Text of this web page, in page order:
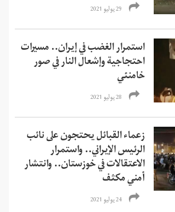
29 يوليو 2021
استمرار الغضب في إيران.. مسيرات
احتجاجية وإشعال النار في صور
خامنئي
28 يوليو 2021
زعماء القبائل يحتجون على نائب
الرئيس الإيراني.. واستمرار
الاعتقالات في خوزستان.. وانتشار
أمني مكثف
24 يوليو 2021